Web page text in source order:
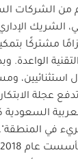
من الشركات
الشريك
مشتركًا
استثنائيين،
عجلة
السعودية
في المنطقة".